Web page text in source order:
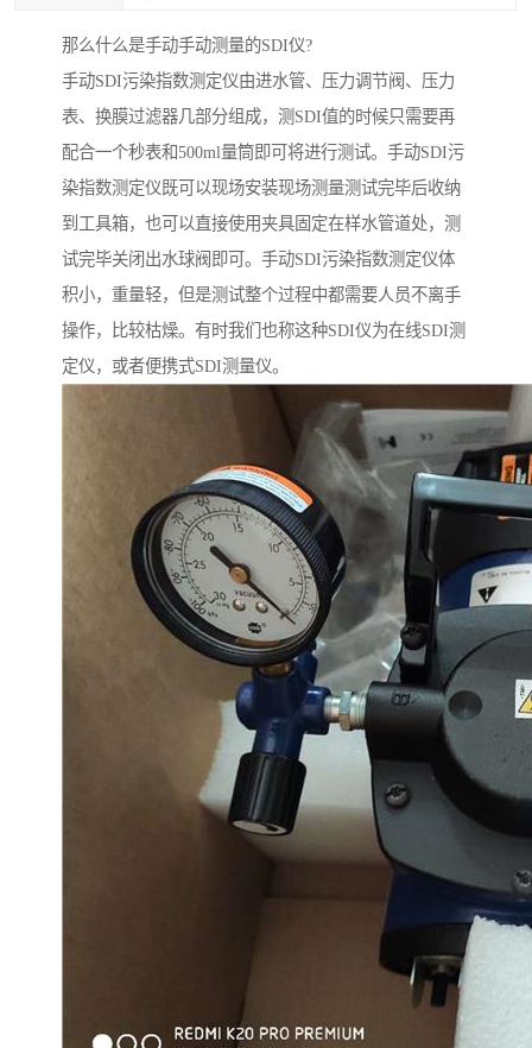
那么什么是手动手动测量的SDI仪?
手动SDI污染指数测定仪由进水管、压力调节阀、压力
表、换膜过滤器几部分组成，测SDI值的时候只需要再
配合一个秒表和500ml量筒即可将进行测试。手动SDI污
染指数测定仪既可以现场安装现场测量测试完毕后收纳
到工具箱，也可以直接使用夹具固定在样水管道处，测
试完毕关闭出水球阀即可。手动SDI污染指数测定仪体
积小，重量轻，但是测试整个过程中都需要人员不离手
操作，比较枯燥。有时我们也称这种SDI仪为在线SDI测
定仪，或者便携式SDI测量仪。